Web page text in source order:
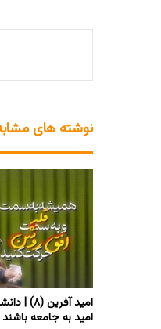
نوشته های
امید
امید به جامعه باشند